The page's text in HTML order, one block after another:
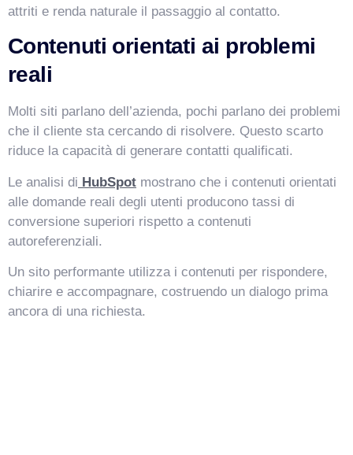
attriti e renda naturale il passaggio al contatto.
Contenuti orientati ai problemi
reali
Molti siti parlano dell’azienda, pochi parlano dei problemi
che il cliente sta cercando di risolvere. Questo scarto
riduce la capacità di generare contatti qualificati.
Le analisi di HubSpot mostrano che i contenuti orientati
alle domande reali degli utenti producono tassi di
conversione superiori rispetto a contenuti
autoreferenziali.
Un sito performante utilizza i contenuti per rispondere,
chiarire e accompagnare, costruendo un dialogo prima
ancora di una richiesta.